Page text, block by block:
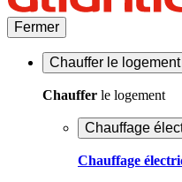
Fermer
Chauffer le logement
Chauffer le logement
Chauffage
Chauffage